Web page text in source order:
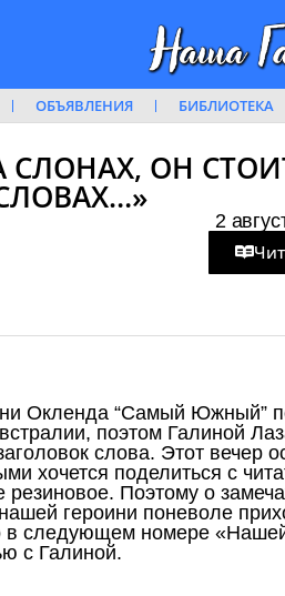
ОБЪЯВЛЕНИЯ БИБЛИОТЕКА
СЛОНАХ, ОН
2
Окленда “Самый Южный”
поэтом Галиной
слова. Этот вечер
хочется поделиться с
резиновое. Поэтому о
героини поневоле
в следующем номере
с Галиной.